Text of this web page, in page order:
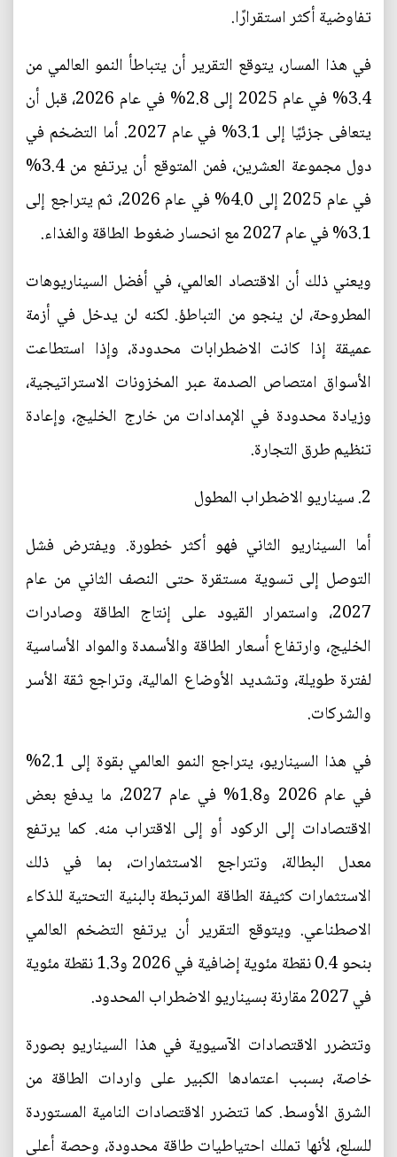
تفاوضية أكثر استقرارًا.
في هذا المسار، يتوقع التقرير أن يتباطأ النمو العالمي من
3.4% في عام 2025 إلى 2.8% في عام 2026، قبل أن
يتعافى جزئيًا إلى 3.1% في عام 2027. أما التضخم في
دول مجموعة العشرين، فمن المتوقع أن يرتفع من 3.4%
في عام 2025 إلى 4.0% في عام 2026، ثم يتراجع إلى
3.1% في عام 2027 مع انحسار ضغوط الطاقة والغذاء.
ويعني ذلك أن الاقتصاد العالمي، في أفضل السيناريوهات
المطروحة، لن ينجو من التباطؤ. لكنه لن يدخل في أزمة
عميقة إذا كانت الاضطرابات محدودة، وإذا استطاعت
الأسواق امتصاص الصدمة عبر المخزونات الاستراتيجية،
وزيادة محدودة في الإمدادات من خارج الخليج، وإعادة
تنظيم طرق التجارة.
2. سيناريو الاضطراب المطول
أما السيناريو الثاني فهو أكثر خطورة. ويفترض فشل
التوصل إلى تسوية مستقرة حتى النصف الثاني من عام
2027، واستمرار القيود على إنتاج الطاقة وصادرات
الخليج، وارتفاع أسعار الطاقة والأسمدة والمواد الأساسية
لفترة طويلة، وتشديد الأوضاع المالية، وتراجع ثقة الأسر
والشركات.
في هذا السيناريو، يتراجع النمو العالمي بقوة إلى 2.1%
في عام 2026 و1.8% في عام 2027، ما يدفع بعض
الاقتصادات إلى الركود أو إلى الاقتراب منه. كما يرتفع
معدل البطالة، وتتراجع الاستثمارات، بما في ذلك
الاستثمارات كثيفة الطاقة المرتبطة بالبنية التحتية للذكاء
الاصطناعي. ويتوقع التقرير أن يرتفع التضخم العالمي
بنحو 0.4 نقطة مئوية إضافية في 2026 و1.3 نقطة مئوية
في 2027 مقارنة بسيناريو الاضطراب المحدود.
وتتضرر الاقتصادات الآسيوية في هذا السيناريو بصورة
خاصة، بسبب اعتمادها الكبير على واردات الطاقة من
الشرق الأوسط. كما تتضرر الاقتصادات النامية المستوردة
للسلع، لأنها تملك احتياطيات طاقة محدودة، وحصة أعلى